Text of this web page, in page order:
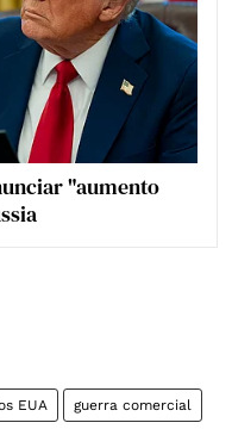
"aumento
EUA guerra comercial